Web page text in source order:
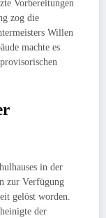
Vorbereitungen
zog die
Willen
machte es
in der
zur Verfügung
gelöst worden.
der